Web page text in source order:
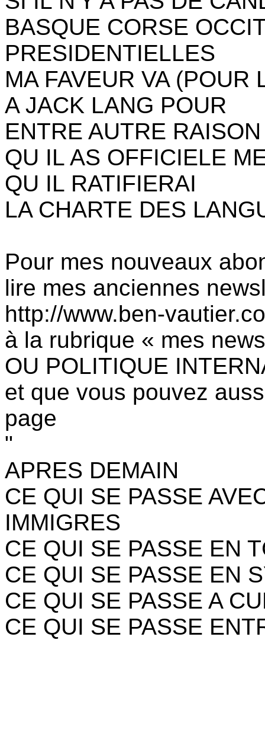
BASQUE CORSE
PRESIDENTIELLES
MA FAVEUR VA (POUR
A JACK LANG POUR
ENTRE AUTRE RAISON
QU IL AS OFFICIELE
QU IL RATIFIERAI
LA CHARTE DES
Pour mes nouveaux
lire mes anciennes
http://www.ben-
à la rubrique « mes
OU POLITIQUE
et que vous pouvez
page
"
APRES DEMAIN
CE QUI SE PASSE
IMMIGRES
CE QUI SE PASSE EN
CE QUI SE PASSE EN
CE QUI SE PASSE A
CE QUI SE PASSE